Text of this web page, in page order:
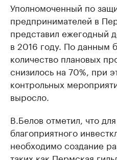
Уполномоченный по
предпринимателей в
представил ежегодный
в 2016 году. По данным
количество плановых
снизилось на 70%, при
контрольных
выросло.
В.Белов отметил, что
благоприятного
необходимо создание